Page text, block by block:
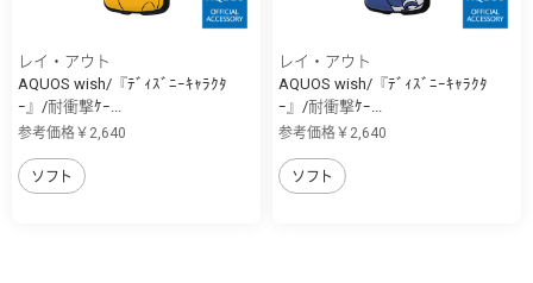
レイ・アウト
AQUOS wish/『ﾃﾞｨｽﾞﾆｰｷｬﾗｸﾀ
ｰ』/耐衝撃ｹｰ...
参考価格￥2,640
ソフト
レイ・アウト
AQUOS wish/『ﾃﾞｨｽﾞﾆｰｷｬﾗｸﾀ
ｰ』/耐衝撃ｹｰ...
参考価格￥2,640
ソフト